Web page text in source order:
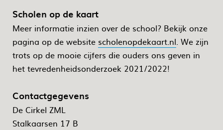
Scholen op de kaart
Meer informatie inzien over de school? Bekijk onze
pagina op de website scholenopdekaart.nl. We zijn
trots op de mooie cijfers die ouders ons geven in
het tevredenheidsonderzoek 2021/2022!
Contactgegevens
De Cirkel ZML
Stalkaarsen 17 B